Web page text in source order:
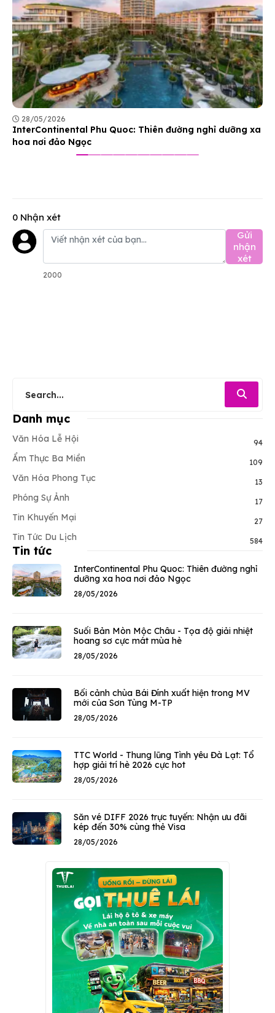
28/05/2026
InterContinental Phu Quoc: Thiên đường nghỉ dưỡng xa
hoa nơi đảo Ngọc
0 Nhận xét
Gửi
nhận
xét
2000
Danh mục
Văn Hóa Lễ Hội 94
Ẩm Thực Ba Miền 109
Văn Hóa Phong Tục 13
Phóng Sự Ảnh 17
Tin Khuyến Mại 27
Tin Tức Du Lịch 584
Tin tức
InterContinental Phu Quoc: Thiên đường nghỉ
dưỡng xa hoa nơi đảo Ngọc
28/05/2026
Suối Bản Mòn Mộc Châu - Tọa độ giải nhiệt
hoang sơ cực mát mùa hè
28/05/2026
Bối cảnh chùa Bái Đính xuất hiện trong MV
mới của Sơn Tùng M-TP
28/05/2026
TTC World - Thung lũng Tình yêu Đà Lạt: Tổ
hợp giải trí hè 2026 cực hot
28/05/2026
Săn vé DIFF 2026 trực tuyến: Nhận ưu đãi
kép đến 30% cùng thẻ Visa
28/05/2026